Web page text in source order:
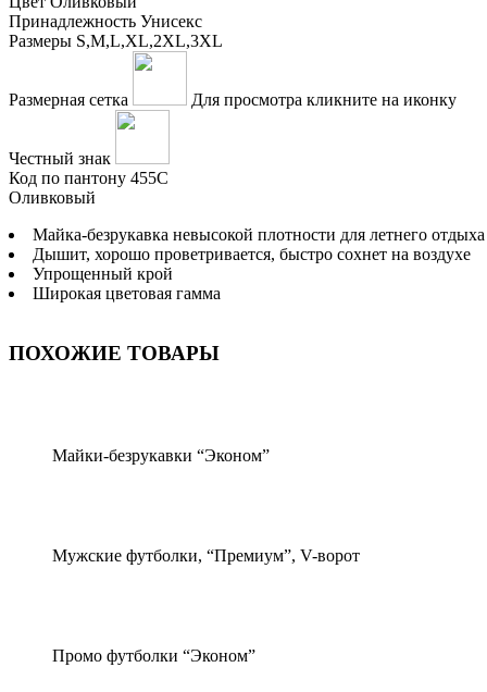
Принадлежность Унисекс
Размеры S,M,L,XL,2XL,3XL
Размерная сетка Для просмотра кликните на иконку
Честный знак
Код по пантону 455C
Оливковый
Майка-безрукавка невысокой плотности для летнего отдыха
Дышит, хорошо проветривается, быcтро сохнет на воздухе
Упрощенный крой
Широкая цветовая гамма
ПОХОЖИЕ ТОВАРЫ
Майки-безрукавки “Эконом”
Мужские футболки, “Премиум”, V-ворот
Промо футболки “Эконом”